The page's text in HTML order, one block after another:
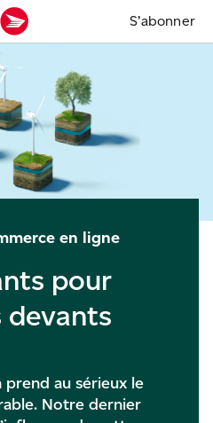
S’abonner
les devants
canadien
actes
en plus vigilant
de plus en
en ligne
pour
devants
prend au sérieux le
Notre dernier